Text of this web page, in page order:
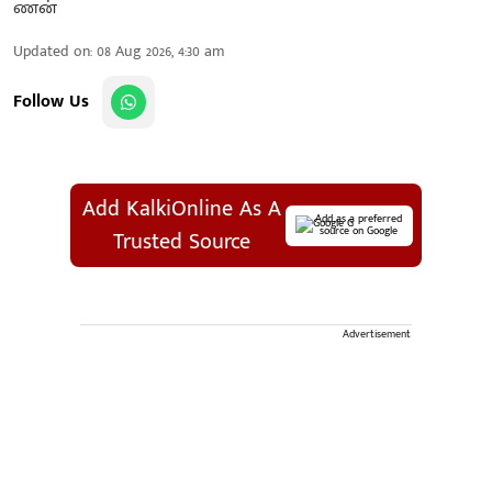
Updated on:08 Aug 2026, 4:30 am
Follow Us
Add KalkiOnline As A
Trusted Source
Add as a preferred
source on Google
Advertisement